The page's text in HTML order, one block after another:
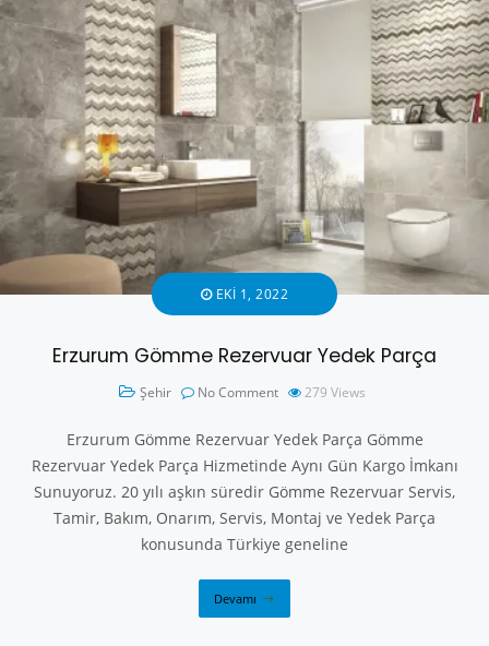
EKI 1, 2022
Erzurum Gömme Rezervuar Yedek Parça
Şehir No Comment 279 Views
Erzurum Gömme Rezervuar Yedek Parça Gömme
Rezervuar Yedek Parça Hizmetinde Aynı Gün Kargo İmkanı
Sunuyoruz. 20 yılı aşkın süredir Gömme Rezervuar Servis,
Tamir, Bakım, Onarım, Servis, Montaj ve Yedek Parça
konusunda Türkiye geneline
Devamı